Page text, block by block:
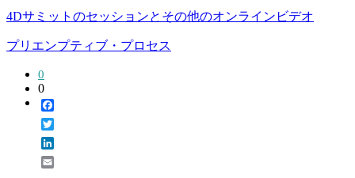
4Dサミットのセッションとその他のオンラインビデオ
プリエンプティブ・プロセス
0
0